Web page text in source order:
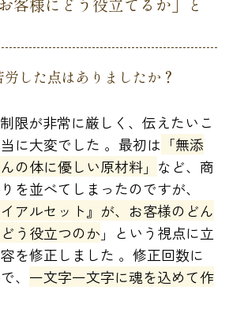
した点はありましたか？
限が非常に厳しく、伝えたいこ
に大変でした 。最初は 「無添
の体に優しい原材料」 など、商
を並べてしまったのですが、
イアルセット』が、お客様のどん
う役立つのか 」という視点に立
を修正しました 。修正回数に
、 一文字一文字に魂を込めて作